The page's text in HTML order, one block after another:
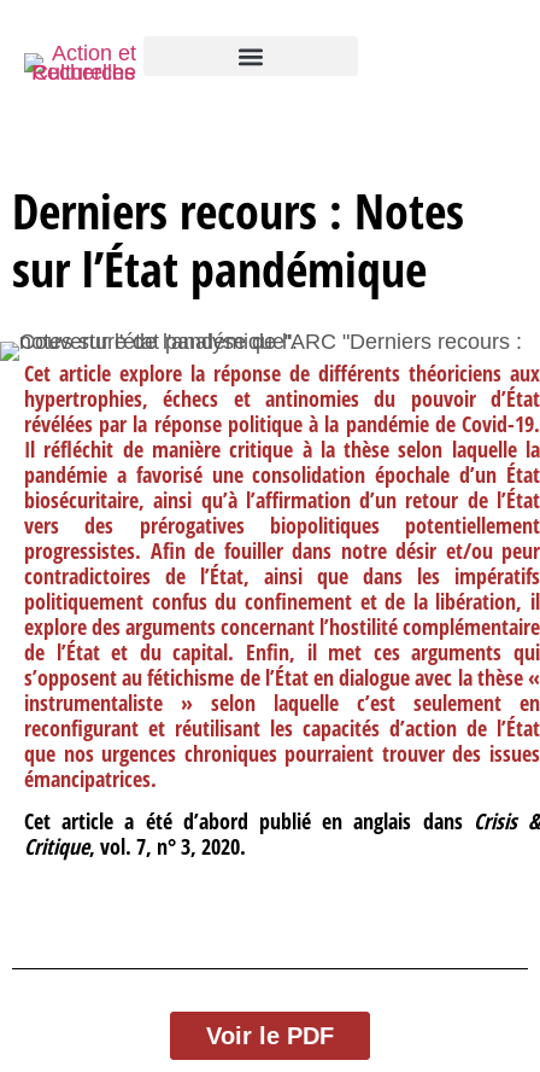
Derniers recours : Notes
sur l’État pandémique
Cet article explore la réponse de différents théoriciens aux
hypertrophies, échecs et antinomies du pouvoir d’État
révélées par la réponse politique à la pandémie de Covid-19.
Il réfléchit de manière critique à la thèse selon laquelle la
pandémie a favorisé une consolidation épochale d’un État
biosécuritaire, ainsi qu’à l’affirmation d’un retour de l’État
vers des prérogatives biopolitiques potentiellement
progressistes. Afin de fouiller dans notre désir et/ou peur
contradictoires de l’État, ainsi que dans les impératifs
politiquement confus du confinement et de la libération, il
explore des arguments concernant l’hostilité complémentaire
de l’État et du capital. Enfin, il met ces arguments qui
s’opposent au fétichisme de l’État en dialogue avec la thèse «
instrumentaliste » selon laquelle c’est seulement en
reconfigurant et réutilisant les capacités d’action de l’État
que nos urgences chroniques pourraient trouver des issues
émancipatrices.
Cet article a été d’abord publié en anglais dans Crisis &
Critique, vol. 7, n° 3, 2020.
Voir le PDF